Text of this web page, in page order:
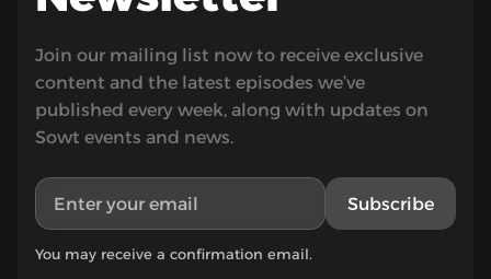
Join our mailing list now to receive exclusive
content and the latest episodes we’ve
published every week, along with updates on
Sowt events and news.
Subscribe
You may receive a confirmation email.